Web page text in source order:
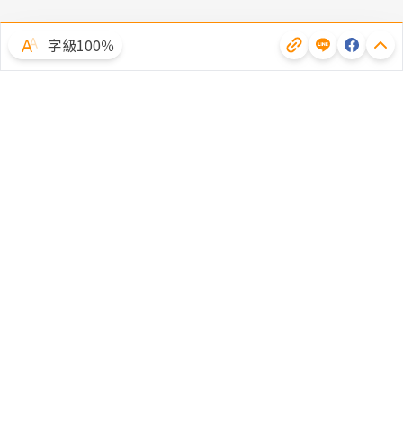
字級100％